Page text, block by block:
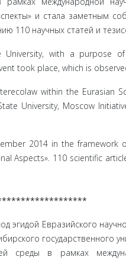
и стала заметным
110 научных статей и
with a purpose
took place, which is
within the Eurasian
University, Moscow
2014 in the framework
Aspects». 110 scientific
эгидой Евразийского
государственного
в рамках